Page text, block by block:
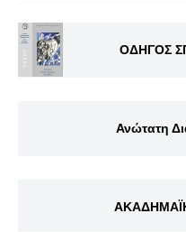
ΟΔΗΓΟΣ
Ανώτατη